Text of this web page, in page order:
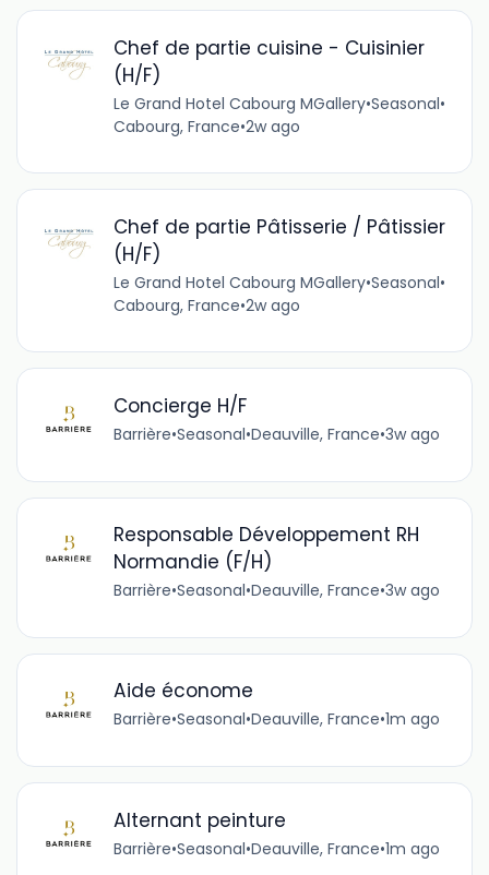
Chef de partie cuisine - Cuisinier
(H/F)
Le Grand Hotel Cabourg MGallery•Seasonal•
Cabourg, France•2w ago
Chef de partie Pâtisserie / Pâtissier
(H/F)
Le Grand Hotel Cabourg MGallery•Seasonal•
Cabourg, France•2w ago
Concierge H/F
Barrière•Seasonal•Deauville, France•3w ago
Responsable Développement RH
Normandie (F/H)
Barrière•Seasonal•Deauville, France•3w ago
Aide économe
Barrière•Seasonal•Deauville, France•1m ago
Alternant peinture
Barrière•Seasonal•Deauville, France•1m ago